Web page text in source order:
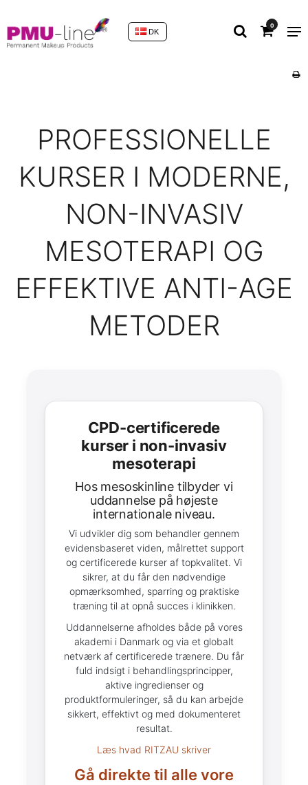
0
DK
PROFESSIONELLE
KURSER I MODERNE,
NON-INVASIV
MESOTERAPI OG
EFFEKTIVE ANTI-AGE
METODER
CPD-certificerede
kurser i non-invasiv
mesoterapi
hos mesoskinline tilbyder vi
uddannelse på højeste
internationale niveau.
Vi udvikler dig som behandler gennem
evidensbaseret viden, målrettet support
og certificerede kurser af topkvalitet. Vi
sikrer, at du får den nødvendige
opmærksomhed, sparring og praktiske
træning til at opnå succes i klinikken.
Uddannelserne afholdes både på vores
akademi i Danmark og via et globalt
netværk af certificerede trænere. Du får
fuld indsigt i behandlingsprincipper,
aktive ingredienser og
produktformuleringer, så du kan arbejde
sikkert, effektivt og med dokumenteret
resultat.
Læs hvad RITZAU skriver
Gå direkte til alle vore